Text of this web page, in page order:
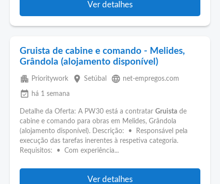
Ver detalhes
Gruista de cabine e comando - Melides,
Grândola (alojamento disponível)
apartment Prioritywork place Setúbal language net-empregos.com
event_available há 1 semana
Detalhe da Oferta: A PW30 está a contratar Gruista de
cabine e comando para obras em Melides, Grândola
(alojamento disponível). Descrição: • Responsável pela
execução das tarefas inerentes à respetiva categoria.
Requisitos: • Com experiência...
Ver detalhes